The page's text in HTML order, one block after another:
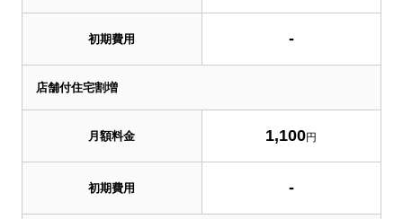
初期費用 -
店舗付住宅割増
月額料金 1,100円
初期費用 -